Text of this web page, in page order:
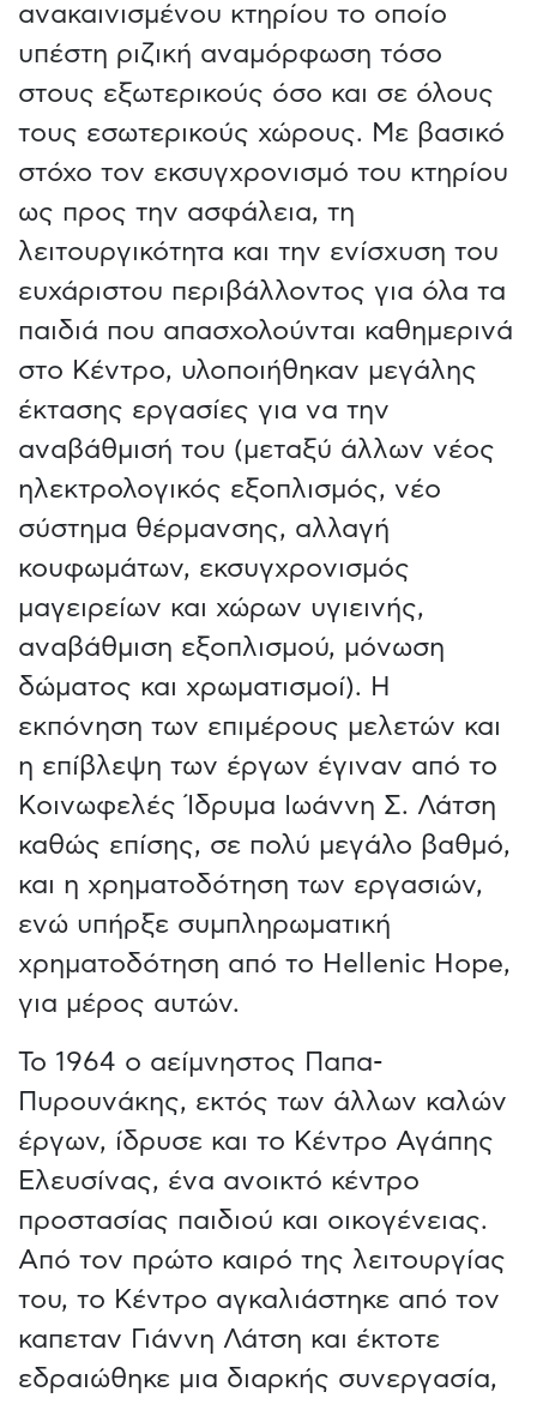
ανακαινισμένου κτηρίου το οποίο
υπέστη ριζική αναμόρφωση τόσο
στους εξωτερικούς όσο και σε όλους
τους εσωτερικούς χώρους. Με βασικό
στόχο τον εκσυγχρονισμό του κτηρίου
ως προς την ασφάλεια, τη
λειτουργικότητα και την ενίσχυση του
ευχάριστου περιβάλλοντος για όλα τα
παιδιά που απασχολούνται καθημερινά
στο Κέντρο, υλοποιήθηκαν μεγάλης
έκτασης εργασίες για να την
αναβάθμισή του (μεταξύ άλλων νέος
ηλεκτρολογικός εξοπλισμός, νέο
σύστημα θέρμανσης, αλλαγή
κουφωμάτων, εκσυγχρονισμός
μαγειρείων και χώρων υγιεινής,
αναβάθμιση εξοπλισμού, μόνωση
δώματος και χρωματισμοί). Η
εκπόνηση των επιμέρους μελετών και
η επίβλεψη των έργων έγιναν από το
Κοινωφελές Ίδρυμα Ιωάννη Σ. Λάτση
καθώς επίσης, σε πολύ μεγάλο βαθμό,
και η χρηματοδότηση των εργασιών,
ενώ υπήρξε συμπληρωματική
χρηματοδότηση από το Hellenic Hope,
για μέρος αυτών.
Το 1964 ο αείμνηστος Παπα-
Πυρουνάκης, εκτός των άλλων καλών
έργων, ίδρυσε και το Κέντρο Αγάπης
Ελευσίνας, ένα ανοικτό κέντρο
προστασίας παιδιού και οικογένειας.
Από τον πρώτο καιρό της λειτουργίας
του, το Κέντρο αγκαλιάστηκε από τον
καπεταν Γιάννη Λάτση και έκτοτε
εδραιώθηκε μια διαρκής συνεργασία,